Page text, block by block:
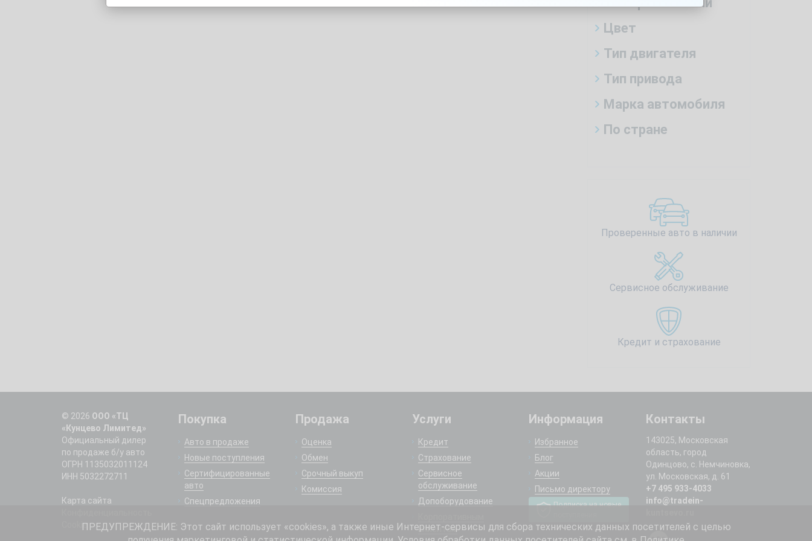
Цвет
Тип двигателя
Тип привода
Марка автомобиля
По стране
Проверенные авто в наличии
Сервисное обслуживание
Кредит и страхование
© 2026 ООО «ТЦ
«Кунцево Лимитед»
Официальный дилер
по продаже б/у авто
ОГРН 1135032011124
ИНН 5032272711
Карта сайта
Cookie
Покупка
Авто в продаже
Новые поступления
Сертифицированные
авто
Спецпредложения
Продажа
Оценка
Обмен
Срочный выкуп
Комиссия
Услуги
Кредит
Страхование
Сервисное
обслуживание
Допоборудование
клиентам
Информация
Избранное
Блог
Акции
Письмо директору
Подписка на новые
Контакты
143025, Московская
область, город
Одинцово, с. Немчиновка,
ул. Московская, д. 61
+7 495 933-4033
info@tradein-
ПРЕДУПРЕЖДЕНИЕ: Этот сайт использует «cookies», а также иные Интернет-сервисы для сбора технических данных посетителей с целью